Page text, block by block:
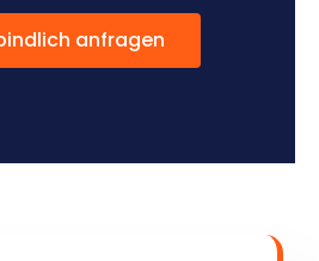
anfragen